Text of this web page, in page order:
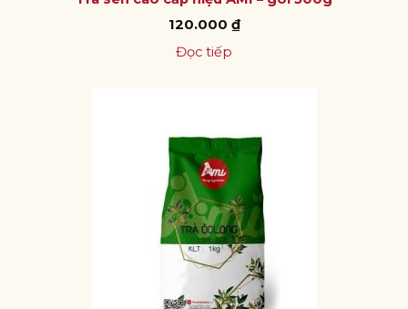
120.000 ₫
Đọc tiếp